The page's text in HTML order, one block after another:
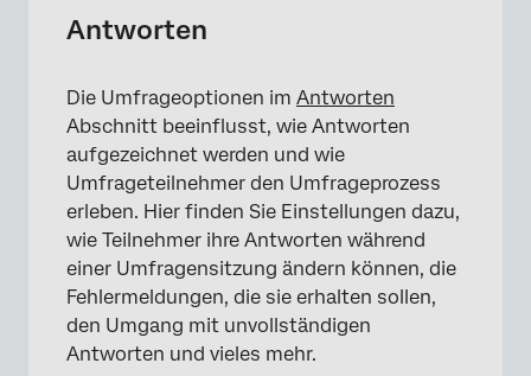
Antworten
Die Umfrageoptionen im Antworten
Abschnitt beeinflusst, wie Antworten
aufgezeichnet werden und wie
Umfrageteilnehmer den Umfrageprozess
erleben. Hier finden Sie Einstellungen dazu,
wie Teilnehmer ihre Antworten während
einer Umfragensitzung ändern können, die
Fehlermeldungen, die sie erhalten sollen,
den Umgang mit unvollständigen
Antworten und vieles mehr.